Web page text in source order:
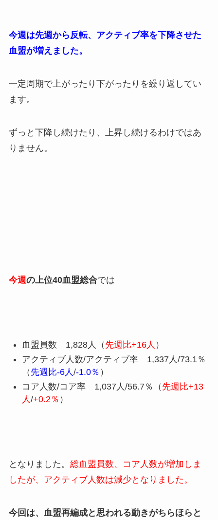
今週は先週から反転、アクティブ率を下降させた
血盟が増えました。
一定周期で上がったり下がったりを繰り返してい
ます。
ずっと下降し続けたり、上昇し続けるわけではあ
りません。
今週の上位40血盟総合では
血盟員数 1,828人（ 先週比+16人 ）
アクティブ人数/アクティブ率 1,337人/73.1％
（ 先週比-6人 /-1.0％ ）
コア人数/コア率 1,037人/56.7％（ 先週比+13
人/+0.2％ ）
となりました。 総血盟員数、コア人数が増加しま
したが、アクティブ人数は減少となりました。
今回は、血盟再編成と思われる動きがちらほらと